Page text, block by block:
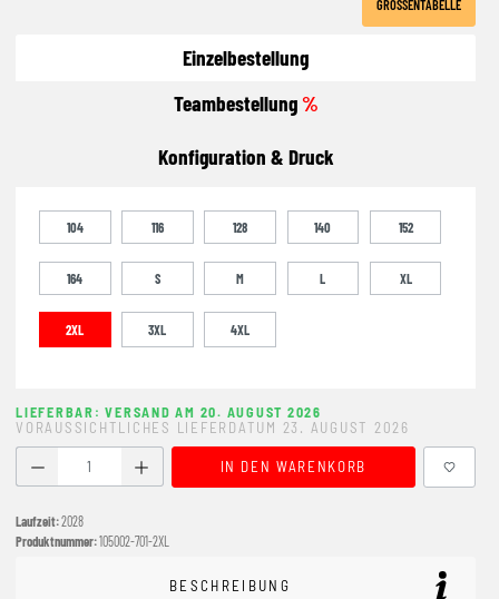
GRÖSSENTABELLE
Einzelbestellung
Teambestellung%
Konfiguration & Druck
104 116 128 140 152
164 S M L XL
2XL 3XL 4XL
LIEFERBAR: VERSAND AM 20. AUGUST 2026
VORAUSSICHTLICHES LIEFERDATUM 23. AUGUST 2026
Produkt Anzahl: Gib den gewünschten Wert ein oder
IN DEN WARENKORB
Laufzeit:2028
Produktnummer:105002-701-2XL
BESCHREIBUNG